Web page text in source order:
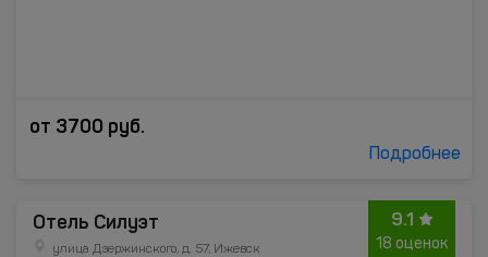
от 3700 руб.
Подробнее
9.1
18 оценок
Отель Силуэт
улица Дзержинского, д. 57, Ижевск